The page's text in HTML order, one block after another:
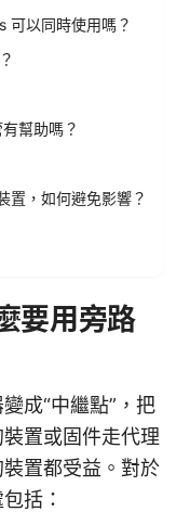
可以同時使用嗎？
幫助嗎？
置，如何避免影響？
要用旁路
成“中繼點”，把
置或固件走代理
置都受益。對於
括：